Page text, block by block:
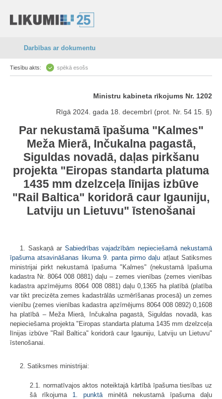
Darbības ar dokumentu
Tiesību akts: spēkā esošs
Ministru kabineta rīkojums Nr. 1202
Rīgā 2024. gada 18. decembrī (prot. Nr. 54 15. §)
Par nekustamā īpašuma "Kalmes"
Meža Mierā, Inčukalna pagastā,
Siguldas novadā, daļas pirkšanu
projekta "Eiropas standarta platuma
1435 mm dzelzceļa līnijas izbūve
"Rail Baltica" koridorā caur Igauniju,
Latviju un Lietuvu" īstenošanai
1. Saskaņā ar Sabiedrības vajadzībām nepieciešamā nekustamā
īpašuma atsavināšanas likuma 9. panta pirmo daļu atļaut Satiksmes
ministrijai pirkt nekustamā īpašuma "Kalmes" (nekustamā īpašuma
kadastra Nr. 8064 008 0881) daļu – zemes vienības (zemes vienības
kadastra apzīmējums 8064 008 0881) daļu 0,1365 ha platībā (platība
var tikt precizēta zemes kadastrālās uzmērīšanas procesā) un zemes
vienību (zemes vienības kadastra apzīmējums 8064 008 0892) 0,1608
ha platībā – Meža Mierā, Inčukalna pagastā, Siguldas novadā, kas
nepieciešama projekta "Eiropas standarta platuma 1435 mm dzelzceļa
līnijas izbūve "Rail Baltica" koridorā caur Igauniju, Latviju un Lietuvu"
īstenošanai.
2. Satiksmes ministrijai:
2.1. normatīvajos aktos noteiktajā kārtībā īpašuma tiesības uz
šā rīkojuma 1. punktā minētā nekustamā īpašuma daļu